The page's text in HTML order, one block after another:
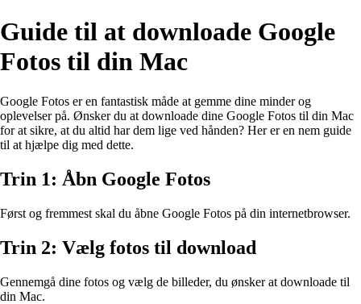
Guide til at downloade Google
Fotos til din Mac
Google Fotos er en fantastisk måde at gemme dine minder og
oplevelser på. Ønsker du at downloade dine Google Fotos til din Mac
for at sikre, at du altid har dem lige ved hånden? Her er en nem guide
til at hjælpe dig med dette.
Trin 1: Åbn Google Fotos
Først og fremmest skal du åbne Google Fotos på din internetbrowser.
Trin 2: Vælg fotos til download
Gennemgå dine fotos og vælg de billeder, du ønsker at downloade til
din Mac.